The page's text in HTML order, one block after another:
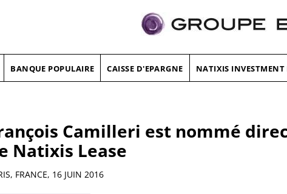
BANQUE POPULAIRE CAISSE D'EPARGNE NATIXIS INVESTMENT
Camilleri est nommé
Natixis Lease
FRANCE, 16 JUIN 2016